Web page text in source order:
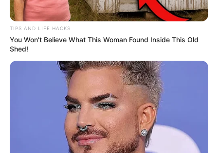
TIPS AND LIFE HACKS
You Won't Believe What This Woman Found Inside This Old
Shed!